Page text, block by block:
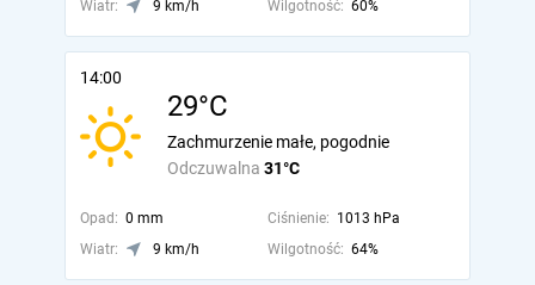
Wiatr:
9 km/h Wilgotność: 60%
14:00
29°C
Odczuwalna 31°C
Zachmurzenie małe, pogodnie
Opad: 0 mm Ciśnienie: 1013 hPa
Wiatr:
9 km/h Wilgotność: 64%